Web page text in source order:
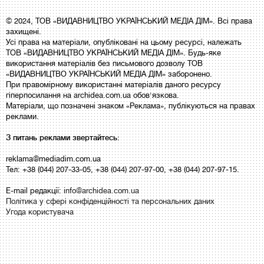
© 2024, ТОВ «ВИДАВНИЦТВО УКРАЇНСЬКИЙ МЕДІА ДІМ». Всі права
захищені.
Усі права на матеріали, опубліковані на цьому ресурсі, належать
ТОВ «ВИДАВНИЦТВО УКРАЇНСЬКИЙ МЕДІА ДІМ». Будь-яке
використання матеріалів без письмового дозволу ТОВ
«ВИДАВНИЦТВО УКРАЇНСЬКИЙ МЕДІА ДІМ» заборонено.
При правомірному використанні матеріалів даного ресурсу
гіперпосилання на archidea.com.ua обов'язкова.
Матеріали, що позначені знаком «Реклама», публікуються на правах
реклами.
З питань реклами звертайтесь:
reklama@mediadim.com.ua
Тел: +38 (044) 207-33-05, +38 (044) 207-97-00, +38 (044) 207-97-15.
E-mail редакції:info@archidea.com.ua
Політика у сфері конфіденційності та персональних даних
Угода користувача